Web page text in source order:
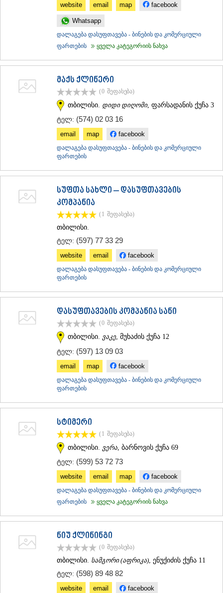
website
email map facebook
Whatsapp
დალაგება დასუფთავება - ბინების და კომერციული
ფართების
ყველა კატეგორიის ნახვა
მაქს ქლინერი
(0 შეფასება)
თბილისი. დიდი დიღომი, ფარსადანის ქუჩა 3
ტელ: (574) 02 03 16
email map facebook
დალაგება დასუფთავება - ბინების და კომერციული
ფართების
სუფთა სახლი – დასუფთავების
კომპანია
(1 შეფასება)
თბილისი.
ტელ: (597) 77 33 29
website email facebook
დალაგება დასუფთავება - ბინების და კომერციული
ფართების
დასუფთავების კომპანია სანი
(0 შეფასება)
თბილისი. ვაკე , მუხაძის ქუჩა 12
ტელ: (597) 13 09 03
email map facebook
დალაგება დასუფთავება - ბინების და კომერციული
ფართების
სტიმერი
(1 შეფასება)
თბილისი. ვერა , ბარნოვის ქუჩა 69
ტელ: (599) 53 72 73
website email map facebook
დალაგება დასუფთავება - ბინების და კომერციული
ფართების
ყველა კატეგორიის ნახვა
ნიუ ქლინინგი
(0 შეფასება)
თბილისი. სამგორი (აფრიკა), ენუქიძის ქუჩა 11
ტელ: (598) 89 48 82
website email facebook